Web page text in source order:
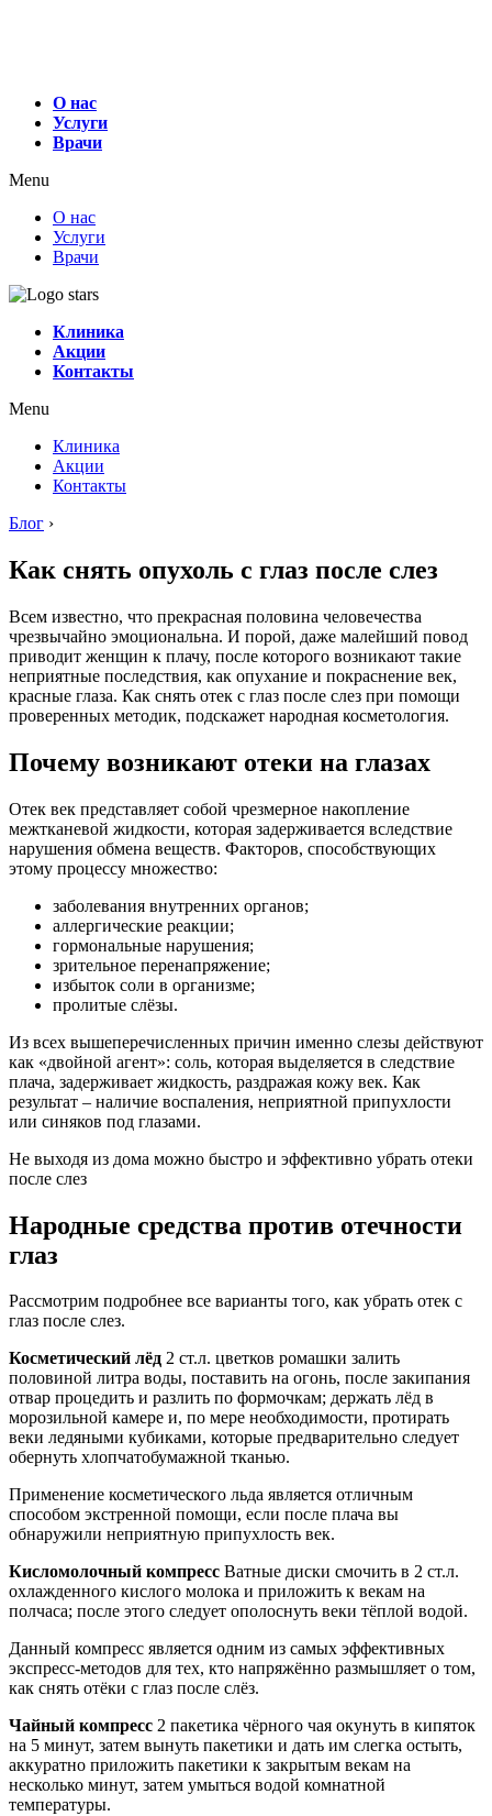
О нас
Услуги
Врачи
Menu
О нас
Услуги
Врачи
Клиника
Акции
Контакты
Menu
Клиника
Акции
Контакты
Блог ›
Как снять опухоль с глаз после слез
Всем известно, что прекрасная половина человечества
чрезвычайно эмоциональна. И порой, даже малейший повод
приводит женщин к плачу, после которого возникают такие
неприятные последствия, как опухание и покраснение век,
красные глаза. Как снять отек с глаз после слез при помощи
проверенных методик, подскажет народная косметология.
Почему возникают отеки на глазах
Отек век представляет собой чрезмерное накопление
межтканевой жидкости, которая задерживается вследствие
нарушения обмена веществ. Факторов, способствующих
этому процессу множество:
заболевания внутренних органов;
аллергические реакции;
гормональные нарушения;
зрительное перенапряжение;
избыток соли в организме;
пролитые слёзы.
Из всех вышеперечисленных причин именно слезы действуют
как «двойной агент»: соль, которая выделяется в следствие
плача, задерживает жидкость, раздражая кожу век. Как
результат – наличие воспаления, неприятной припухлости
или синяков под глазами.
Не выходя из дома можно быстро и эффективно убрать отеки
после слез
Народные средства против отечности
глаз
Рассмотрим подробнее все варианты того, как убрать отек с
глаз после слез.
Косметический лёд 2 ст.л. цветков ромашки залить
половиной литра воды, поставить на огонь, после закипания
отвар процедить и разлить по формочкам; держать лёд в
морозильной камере и, по мере необходимости, протирать
веки ледяными кубиками, которые предварительно следует
обернуть хлопчатобумажной тканью.
Применение косметического льда является отличным
способом экстренной помощи, если после плача вы
обнаружили неприятную припухлость век.
Кисломолочный компресс Ватные диски смочить в 2 ст.л.
охлажденного кислого молока и приложить к векам на
полчаса; после этого следует ополоснуть веки тёплой водой.
Данный компресс является одним из самых эффективных
экспресс-методов для тех, кто напряжённо размышляет о том,
как снять отёки с глаз после слёз.
Чайный компресс 2 пакетика чёрного чая окунуть в кипяток
на 5 минут, затем вынуть пакетики и дать им слегка остыть,
аккуратно приложить пакетики к закрытым векам на
несколько минут, затем умыться водой комнатной
температуры.